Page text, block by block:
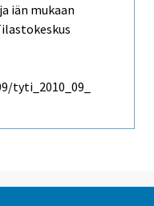
iän mukaan